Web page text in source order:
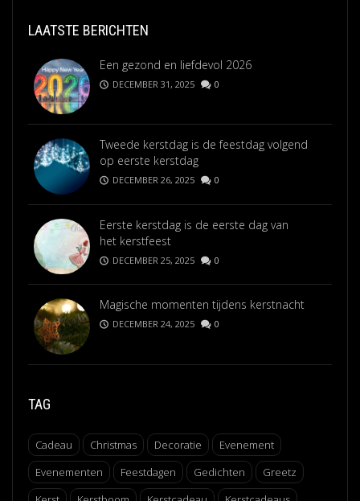
LAATSTE BERICHTEN
Een gezond en liefdevol 2026
DECEMBER 31, 2025 0
Tweede kerstdag is de feestdag volgend
op eerste kerstdag
DECEMBER 26, 2025 0
Eerste kerstdag is de eerste dag van
het kerstfeest
DECEMBER 25, 2025 0
Magische momenten tijdens kerstnacht
DECEMBER 24, 2025 0
TAG
Cadeau Christmas Decoratie
Evenement
Evenementen
Feestdagen Gedichten
Greetz